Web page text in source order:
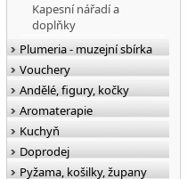
Kapesní nářadí a
doplňky
Plumeria - muzejní sbírka
Vouchery
Andělé, figury, kočky
Aromaterapie
Kuchyň
Doprodej
Pyžama, košilky, župany